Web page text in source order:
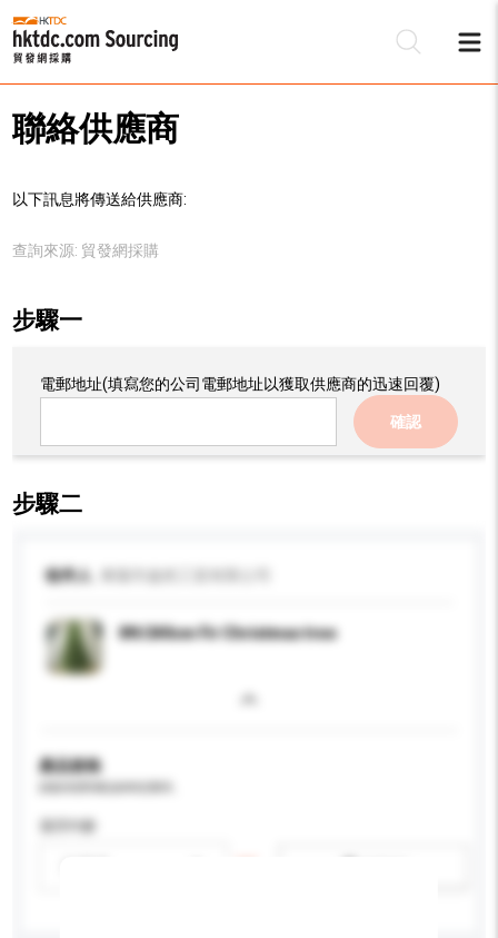
聯絡供應商
以下訊息將傳送給供應商:
查詢來源: 貿發網採購
步驟一
電郵地址(填寫您的公司電郵地址以獲取供應商的迅速回覆)
確認
步驟二
收件人
8ft/240cm Fir Christmas tree
產品規格
適用年齡